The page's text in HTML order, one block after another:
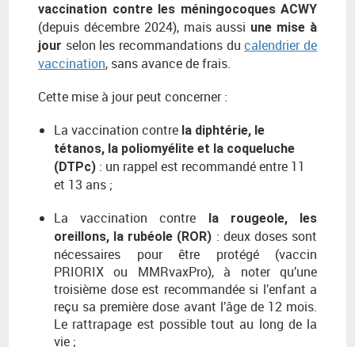
vaccination contre les méningocoques ACWY
(depuis décembre 2024), mais aussi une mise à
jour selon les recommandations ducalendrier de
vaccination, sans avance de frais.
Cette mise à jour peut concerner :
La vaccination contre la diphtérie, le
tétanos, la poliomyélite et la coqueluche
(DTPc) : un rappel est recommandé entre 11
et 13 ans ;
La vaccination contre
la rougeole, les
oreillons, la rubéole (ROR) : deux doses sont
nécessaires pour être protégé (vaccin
PRIORIX ou MMRvaxPro), à noter qu’une
troisième dose est recommandée si l’enfant a
reçu sa première dose avant l’âge de 12 mois.
Le rattrapage est possible tout au long de la
vie ;